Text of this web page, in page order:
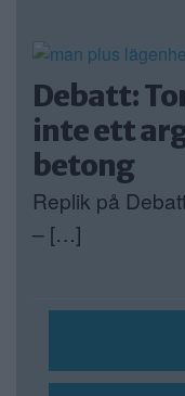
Debatt:
inte ett
betong
Replik på
– […]